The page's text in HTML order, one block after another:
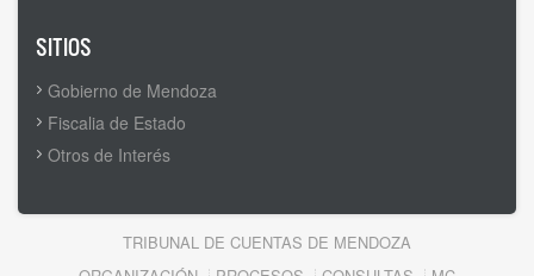
SITIOS
Gobierno de Mendoza
Fiscalia de Estado
Otros de Interés
TRIBUNAL DE CUENTAS DE MENDOZA